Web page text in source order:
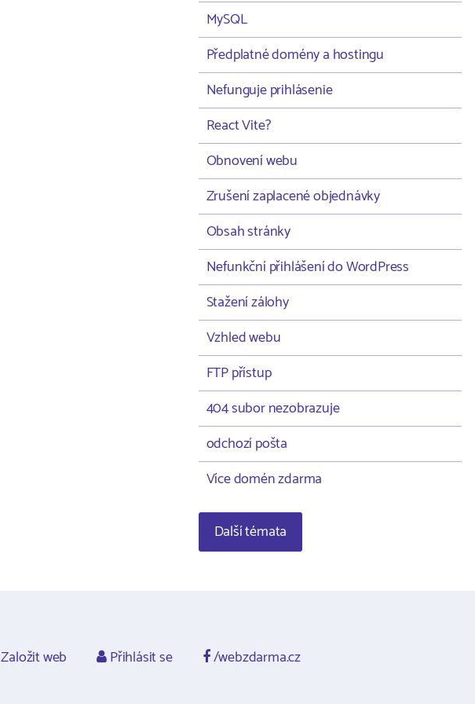
MySQL
Předplatné domény a hostingu
Nefunguje prihlásenie
React Vite?
Obnovení webu
Zrušení zaplacené objednávky
Obsah stránky
Nefunkční přihlášení do WordPress
Stažení zálohy
Vzhled webu
FTP přístup
404 subor nezobrazuje
odchozí pošta
Více domén zdarma
Další témata
Založit web Přihlásit se /webzdarma.cz